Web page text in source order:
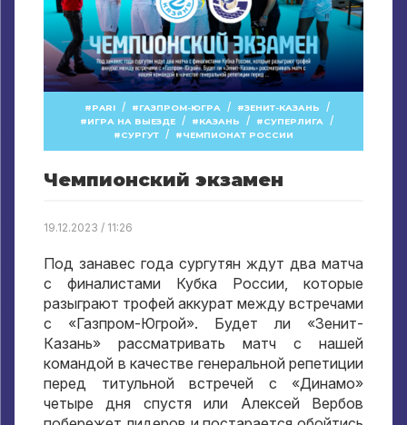
PARI / ГАЗПРОМ-ЮГРА / ЗЕНИТ-КАЗАНЬ /
ИГРА НА ВЫЕЗДЕ / КАЗАНЬ / СУПЕРЛИГА /
СУРГУТ / ЧЕМПИОНАТ РОССИИ
Чемпионский экзамен
19.12.2023 / 11:26
Под занавес года сургутян ждут два матча
с финалистами Кубка России, которые
разыграют трофей аккурат между встречами
с «Газпром-Югрой». Будет ли «Зенит-
Казань» рассматривать матч с нашей
командой в качестве генеральной репетиции
перед титульной встречей с «Динамо»
четыре дня спустя или Алексей Вербов